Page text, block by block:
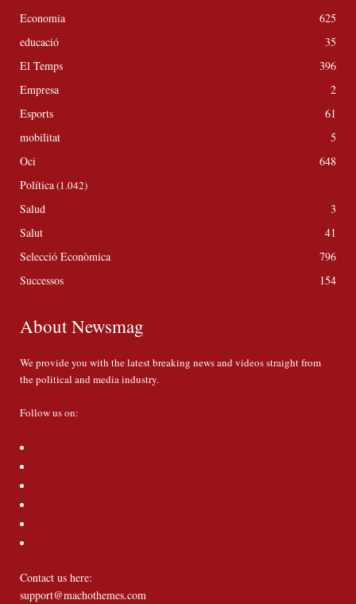
Economia
625
educació
35
El Temps
396
Empresa
2
Esports
61
mobilitat
5
Oci
648
Política(1.042)
Salud
3
Salut
41
Selecció Econòmica
796
Successos
154
About Newsmag
We provide you with the latest breaking news and videos straight from
the political and media industry.
Follow us on:
Contact us here:
support@machothemes.com